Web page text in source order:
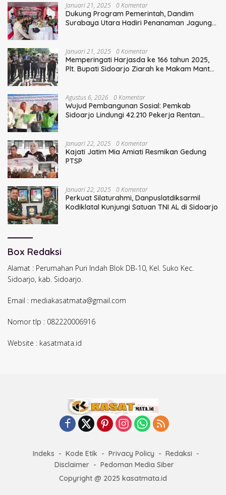
Januari 21, 2025 0 Komentar
Dukung Program Pemerintah, Dandim
Surabaya Utara Hadiri Penanaman Jagung
Januari 21, 2025 0 Komentar
Memperingati Harjasda ke 166 tahun 2025,
Plt. Bupati Sidoarjo Ziarah ke Makam Mantan
Agustus 6, 2026 0 Komentar
Wujud Pembangunan Sosial: Pemkab
Sidoarjo Lindungi 42.210 Pekerja Rentan
Januari 22, 2025 0 Komentar
Kajati Jatim Mia Amiati Resmikan Gedung
PTSP
Januari 22, 2025 0 Komentar
Perkuat Silaturahmi, Danpuslatdiksarmil
Kodiklatal Kunjungi Satuan TNI AL di Sidoarjo
Box Redaksi
Alamat : Perumahan Puri Indah Blok DB-10, Kel. Suko Kec.
Sidoarjo, kab. Sidoarjo.
Email : mediakasatmata@gmail.com
Nomor tlp : 082220006916
Website : kasatmata.id
Indeks Kode Etik Privacy Policy
Redaksi
Disclaimer
Pedoman Media Siber
Copyright @ 2025 kasatmata.id